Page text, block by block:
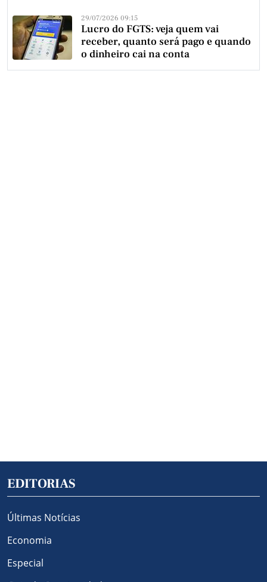
29/07/2026 09:15
Lucro do FGTS: veja quem vai
receber, quanto será pago e quando
o dinheiro cai na conta
EDITORIAS
Últimas Notícias
Economia
Especial